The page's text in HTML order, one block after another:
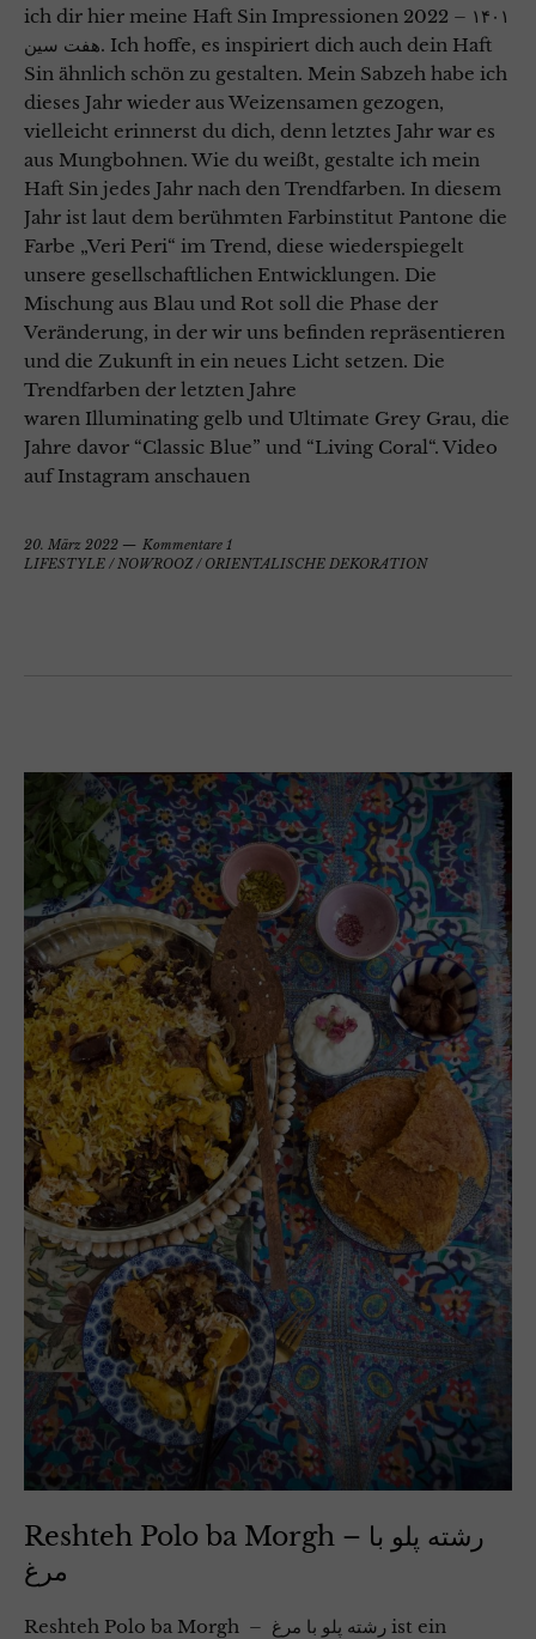
ich dir hier meine Haft Sin Impressionen 2022 – ۱۴۰۱
هفت سین. Ich hoffe, es inspiriert dich auch dein Haft
Sin ähnlich schön zu gestalten. Mein Sabzeh habe ich
dieses Jahr wieder aus Weizensamen gezogen,
vielleicht erinnerst du dich, denn letztes Jahr war es
aus Mungbohnen. Wie du weißt, gestalte ich mein
Haft Sin jedes Jahr nach den Trendfarben. In diesem
Jahr ist laut dem berühmten Farbinstitut Pantone die
Farbe „Veri Peri“ im Trend, diese wiederspiegelt
unsere gesellschaftlichen Entwicklungen. Die
Mischung aus Blau und Rot soll die Phase der
Veränderung, in der wir uns befinden repräsentieren
und die Zukunft in ein neues Licht setzen. Die
Trendfarben der letzten Jahre
waren Illuminating gelb und Ultimate Grey Grau, die
Jahre davor “Classic Blue” und “Living Coral“. Video
auf Instagram anschauen
20. März 2022
Kommentare 1
LIFESTYLE /NOWROOZ/ ORIENTALISCHE DEKORATION
Reshteh Polo ba Morgh – رشته پلو با
مرغ
Reshteh Polo ba Morgh – رشته پلو با مرغ ist ein